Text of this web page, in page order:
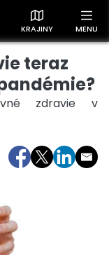
KRAJINY MENU
a získajte rýchly
teraz
zdravie v